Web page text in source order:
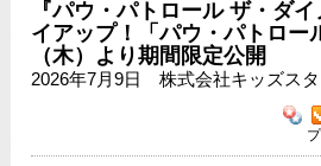
『パウ・パトロール ザ・ダ
イアップ！「パウ・パトロー
（木）より期間限定公開
2026年7月9日 株式会社キッズス